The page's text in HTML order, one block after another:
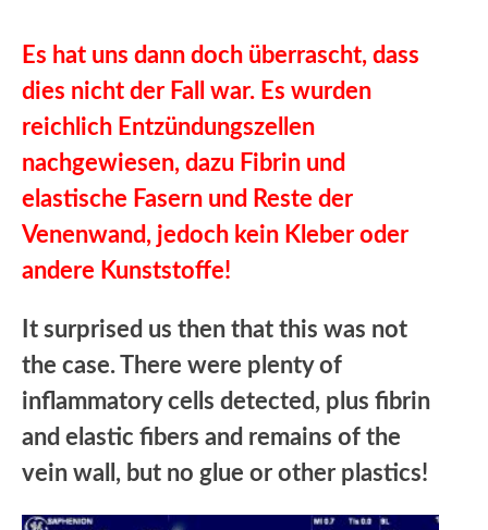
Es hat uns dann doch überrascht, dass
dies nicht der Fall war. Es wurden
reichlich Entzündungszellen
nachgewiesen, dazu Fibrin und
elastische Fasern und Reste der
Venenwand, jedoch kein Kleber oder
andere Kunststoffe!
It surprised us then that this was not
the case. There were plenty of
inflammatory cells detected, plus fibrin
and elastic fibers and remains of the
vein wall, but no glue or other plastics!